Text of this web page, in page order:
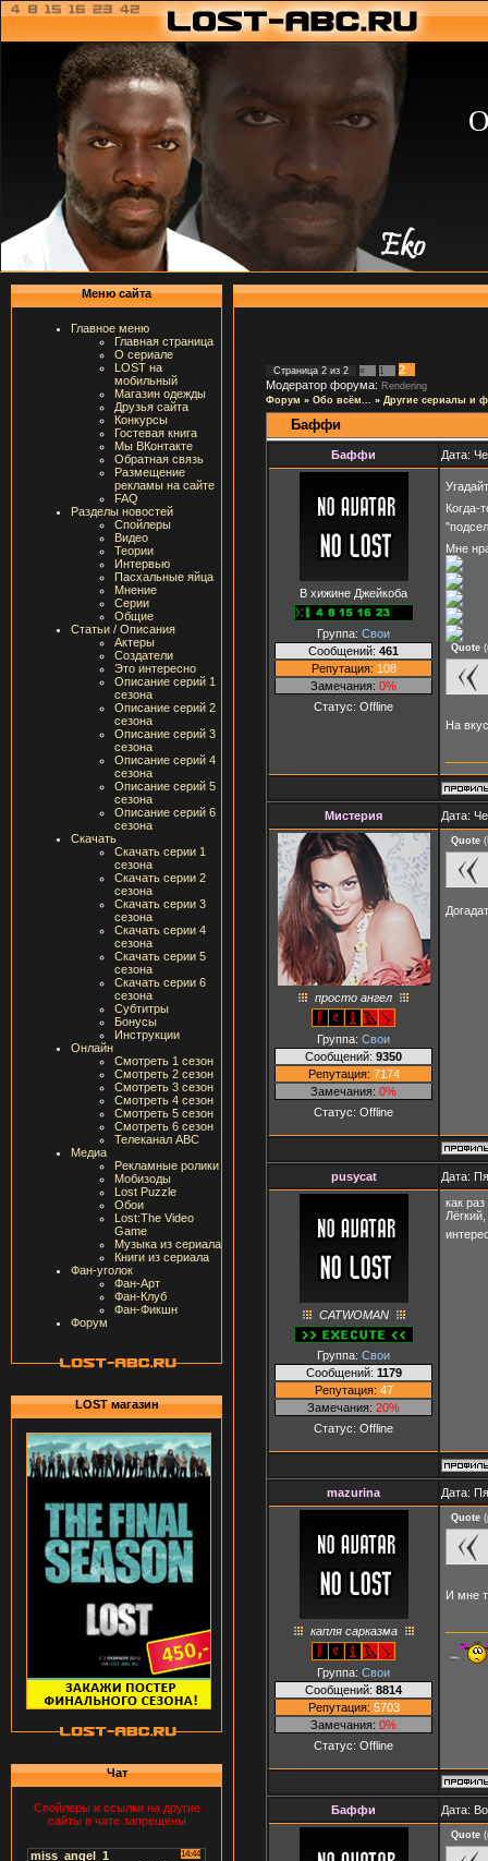
Меню сайта
Главное меню
Главная страница
О сериале
LOST на
мобильный
Магазин одежды
Друзья сайта
Конкурсы
Гостевая книга
Мы ВКонтакте
Обратная связь
Размещение
рекламы на сайте
FAQ
Разделы новостей
Спойлеры
Видео
Теории
Интервью
Пасхальные яйца
Мнение
Серии
Общие
Статьи / Описания
Актеры
Создатели
Это интересно
Описание серий 1
сезона
Описание серий 2
сезона
Описание серий 3
сезона
Описание серий 4
сезона
Описание серий 5
сезона
Описание серий 6
сезона
Скачать
Скачать серии 1
сезона
Скачать серии 2
сезона
Скачать серии 3
сезона
Скачать серии 4
сезона
Скачать серии 5
сезона
Скачать серии 6
сезона
Субтитры
Бонусы
Инструкции
Онлайн
Смотреть 1 сезон
Смотреть 2 сезон
Смотреть 3 сезон
Смотреть 4 сезон
Смотреть 5 сезон
Смотреть 6 сезон
Телеканал ABC
Медиа
Рекламные ролики
Мобизоды
Lost Puzzle
Обои
Lost:The Video
Game
Музыка из сериала
Книги из сериала
Фан-уголок
Фан-Арт
Фан-Клуб
Фан-Фикшн
Форум
LOST магазин
Чат
Спойлеры и ссылки на другие
сайты в чате запрещены
Страница 2 из 2 « 1
2
Модератор форума: Rendering
Форум » Обо всём... » Другие сериалы и
Баффи
Баффи Дата:
В хижине Джейкоба
Группа: Свои
Сообщений: 461
Репутация: 108
Замечания: 0%
Статус: Offline
Когда-
Мне
Quote (
На
Мистерия Дата:
просто ангел
Группа: Свои
Сообщений: 9350
Репутация: 7174
Замечания: 0%
Статус: Offline
Quote (
pusycat Дата:
CATWOMAN
Группа: Свои
Сообщений: 1179
Репутация: 47
Замечания: 20%
Статус: Offline
как
mazurina Дата:
капля сарказма
Группа: Свои
Сообщений: 8814
Репутация: 5703
Замечания: 0%
Статус: Offline
Quote (
И мне
Баффи Дата:
Quote (